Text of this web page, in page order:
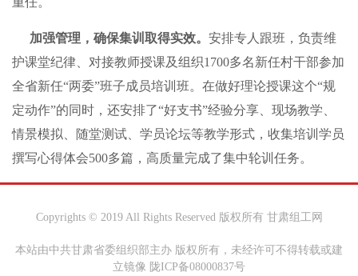
加强管理，确保集训取得实效。 安排专人跟班，负责维
护课堂纪律、对接教师授课及组织1700多名新任村干部参加
全省新任“两委”班子成员培训班。在做好理论授课这个“规
定动作”的同时，还安排了“好支书”经验分享、现场教学、
情景模拟、随堂测试、学员论坛等教学形式，收集培训学员
撰写心得体会500多篇，高质量完成了集中轮训任务。
Copyrights © 2019 All Rights Reserved 版权所有 甘肃组工网
本站由中共甘肃省委组织部主办 版权所有，未经许可不得转载或建
立镜像 陇ICP备08000837号